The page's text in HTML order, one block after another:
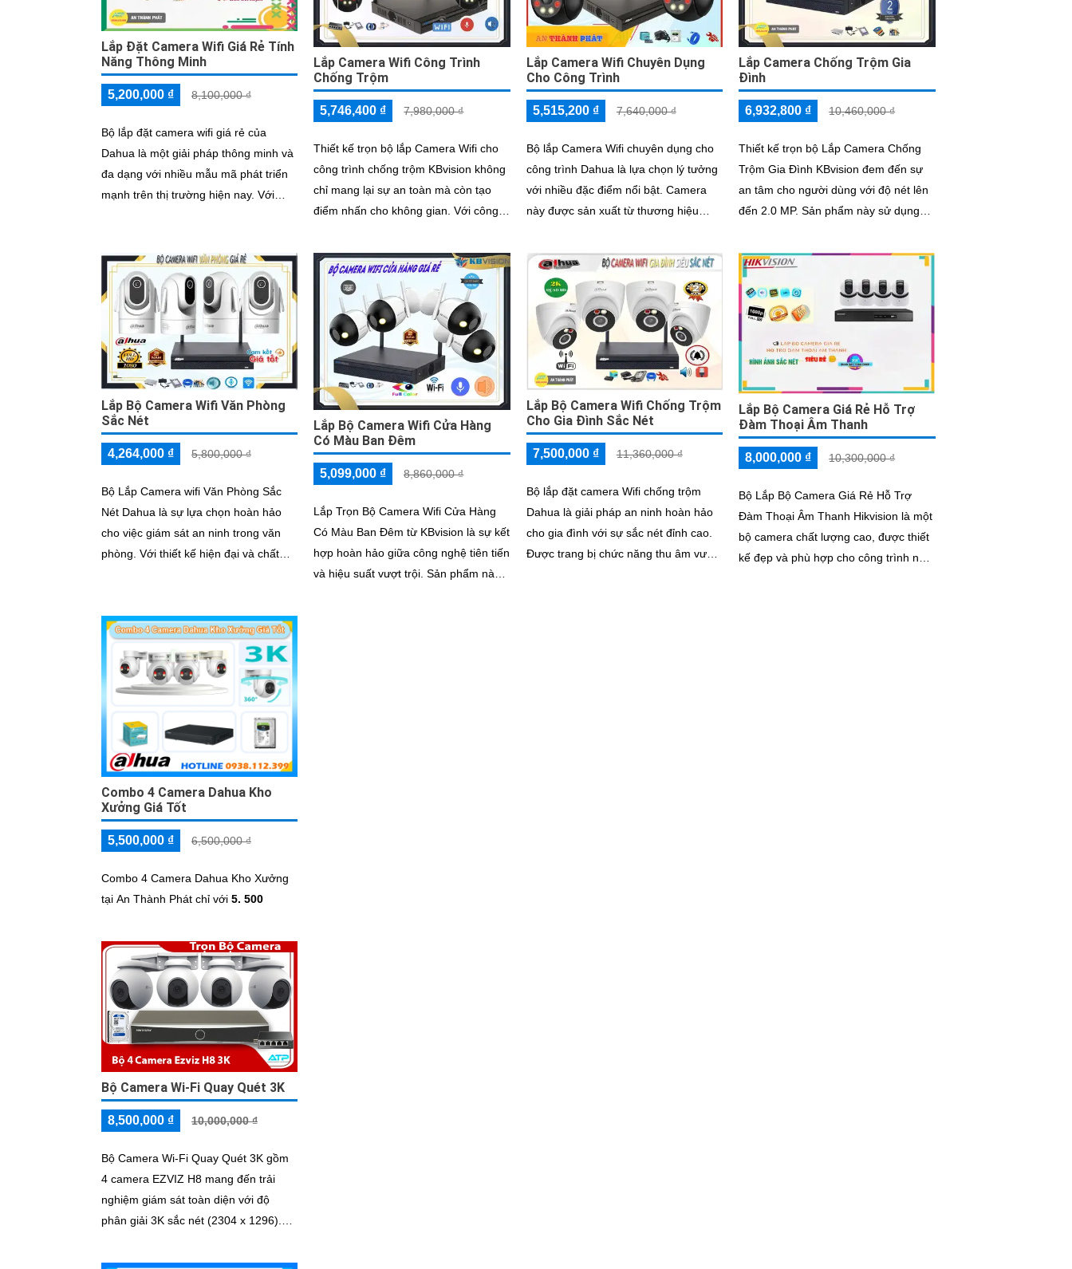
Lắp Đặt Camera Wifi Giá Rẻ Tính
Năng Thông Minh
5,200,000 ₫ 8,100,000 ₫
Bộ lắp đặt camera wifi giá rẻ của
Dahua là một giải pháp thông minh và
đa dạng với nhiều mẫu mã phát triển
mạnh trên thị trường hiện nay. Với
Lắp Camera Wifi Công Trình
Chống Trộm
5,746,400 ₫ 7,980,000 ₫
Thiết kế trọn bộ lắp Camera Wifi cho
công trình chống trộm KBvision không
chỉ mang lại sự an toàn mà còn tạo
điểm nhấn cho không gian. Với công
được nâng cấp độ nét đến 2
Lắp Camera Wifi Chuyên Dụng
Cho Công Trình
5,515,200 ₫ 7,640,000 ₫
Bộ lắp Camera Wifi chuyên dụng cho
công trình Dahua là lựa chọn lý tưởng
với nhiều đặc điểm nổi bật. Camera
này được sản xuất từ thương hiệu
thu âm tốt và hình ảnh sáng đẹp
Lắp Camera Chống Trộm Gia
Đình
6,932,800 ₫ 10,460,000 ₫
Thiết kế trọn bộ Lắp Camera Chống
Trộm Gia Đình KBvision đem đến sự
an tâm cho người dùng với độ nét lên
đến 2.0 MP. Sản phẩm này sử dụng
từng...
Lắp Bộ Camera Wifi Văn Phòng
Sắc Nét
4,264,000 ₫ 5,800,000 ₫
Bộ Lắp Camera wifi Văn Phòng Sắc
Nét Dahua là sự lựa chọn hoàn hảo
cho việc giám sát an ninh trong văn
phòng. Với thiết kế hiện đại và chất
cách chính xác mà còn mang lại sự
tiện nghi cao
Lắp Bộ Camera Wifi Cửa Hàng
Có Màu Ban Đêm
5,099,000 ₫ 8,860,000 ₫
Lắp Trọn Bộ Camera Wifi Cửa Hàng
Có Màu Ban Đêm từ KBvision là sự kết
hợp hoàn hảo giữa công nghệ tiên tiến
và hiệu suất vượt trội. Sản phẩm này
Lắp Bộ Camera Wifi Chống Trộm
Cho Gia Đình Sắc Nét
7,500,000 ₫ 11,360,000 ₫
Bộ lắp đặt camera Wifi chống trộm
Dahua là giải pháp an ninh hoàn hảo
cho gia đình với sự sắc nét đỉnh cao.
Được trang bị chức năng thu âm vượt
Lắp Bộ Camera Giá Rẻ Hỗ Trợ
Đàm Thoại Âm Thanh
8,000,000 ₫ 10,300,000 ₫
Bộ Lắp Bộ Camera Giá Rẻ Hỗ Trợ
Đàm Thoại Âm Thanh Hikvision là một
bộ camera chất lượng cao, được thiết
kế đẹp và phù hợp cho công trình nhỏ.
Combo 4 Camera Dahua Kho
Xưởng Giá Tốt
5,500,000 ₫ 6,500,000 ₫
Combo 4 Camera Dahua Kho Xưởng
tại An Thành Phát chỉ với 5. 500
Bộ Camera Wi-Fi Quay Quét 3K
8,500,000 ₫ 10,000,000 ₫
Bộ Camera Wi-Fi Quay Quét 3K gồm
4 camera EZVIZ H8 mang đến trải
nghiệm giám sát toàn diện với độ
phân giải 3K sắc nét (2304 x 1296).
80° dọc), quan sát linh hoạt mọi góc